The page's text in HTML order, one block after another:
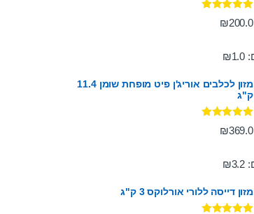
דורג5.00
מתוך 5 ₪200.0
₪1.0
מזון לכלבים אוריג'ן פיט מופחת שומן 11.4
ק"ג
דורג5.00
מתוך 5 ₪369.0
₪3.2
מזון דייסה ללורי אורלוקס 3 ק"ג